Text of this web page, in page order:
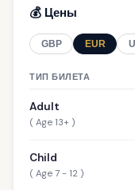
💰 Цены
GBP EUR
ТИП БИЛЕТА
Adult
( Age 13+ )
Child
( Age 7 - 12 )